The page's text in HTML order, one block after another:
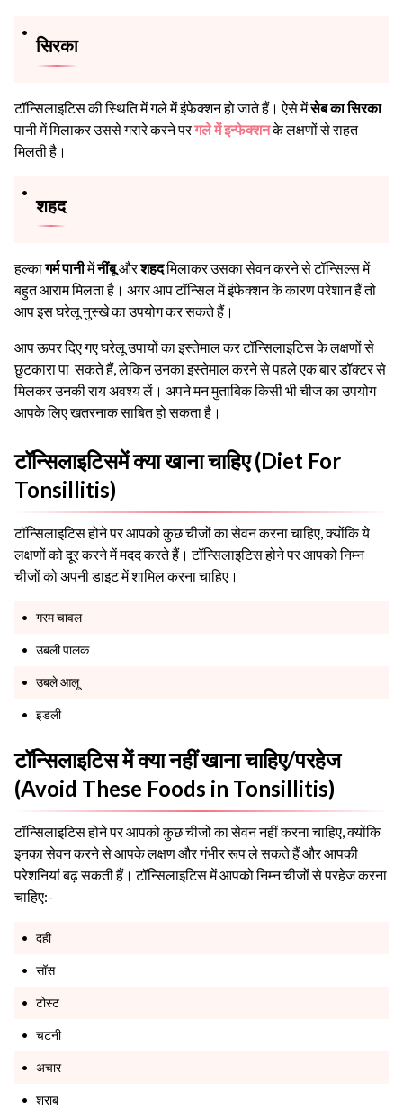
सिरका
टॉन्सिलाइटिस की स्थिति में गले में इंफेक्शन हो जाते हैं। ऐसे मेंसेब का सिरका
पानी में मिलाकर उससे गरारे करने परगले में इन्फेक्शनके लक्षणों से राहत
मिलती है।
शहद
हल्कागर्म पानीमेंनींबूऔरशहदमिलाकर उसका सेवन करने से टॉन्सिल्स में
बहुत आराम मिलता है। अगर आप टॉन्सिल में इंफेक्शन के कारण परेशान हैं तो
आप इस घरेलू नुस्खे का उपयोग कर सकते हैं।
आप ऊपर दिए गए घरेलू उपायों का इस्तेमाल कर टॉन्सिलाइटिस के लक्षणों से
छुटकारा पा सकते हैं, लेकिन उनका इस्तेमाल करने से पहले एक बार डॉक्टर से
मिलकर उनकी राय अवश्य लें। अपने मन मुताबिक किसी भी चीज का उपयोग
आपके लिए खतरनाक साबित हो सकता है।
टॉन्सिलाइटिसमें क्या खाना चाहिए (Diet For
Tonsillitis)
टॉन्सिलाइटिस होने पर आपको कुछ चीजों का सेवन करना चाहिए, क्योंकि ये
लक्षणों को दूर करने में मदद करते हैं। टॉन्सिलाइटिस होने पर आपको निम्न
चीजों को अपनी डाइट में शामिल करना चाहिए।
गरम चावल
उबली पालक
उबले आलू
इडली
टॉन्सिलाइटिस में क्या नहीं खाना चाहिए/परहेज
(Avoid These Foods in Tonsillitis)
टॉन्सिलाइटिस होने पर आपको कुछ चीजों का सेवन नहीं करना चाहिए, क्योंकि
इनका सेवन करने से आपके लक्षण और गंभीर रूप ले सकते हैं और आपकी
परेशनियां बढ़ सकती हैं। टॉन्सिलाइटिस में आपको निम्न चीजों से परहेज करना
चाहिए:-
दही
सॉस
टोस्ट
चटनी
अचार
शराब